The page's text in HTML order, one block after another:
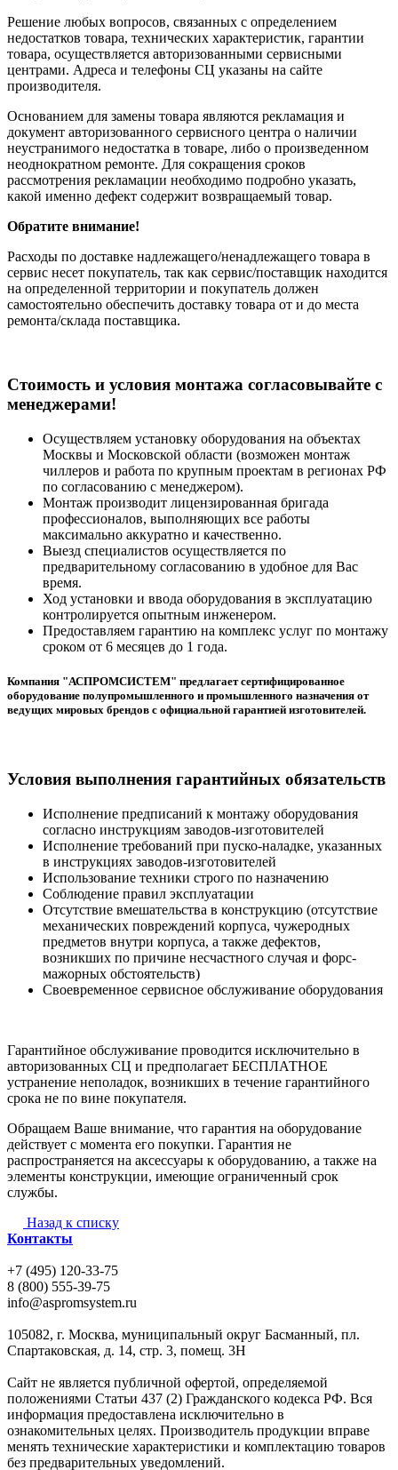
Решение любых вопросов, связанных с определением
недостатков товара, технических характеристик, гарантии
товара, осуществляется авторизованными сервисными
центрами. Адреса и телефоны СЦ указаны на сайте
производителя.
Основанием для замены товара являются рекламация и
документ авторизованного сервисного центра о наличии
неустранимого недостатка в товаре, либо о произведенном
неоднократном ремонте. Для сокращения сроков
рассмотрения рекламации необходимо подробно указать,
какой именно дефект содержит возвращаемый товар.
Обратите внимание!
Расходы по доставке надлежащего/ненадлежащего товара в
сервис несет покупатель, так как сервис/поставщик находится
на определенной территории и покупатель должен
самостоятельно обеспечить доставку товара от и до места
ремонта/склада поставщика.
Cтоимость и условия монтажа согласовывайте с
менеджерами!
Осуществляем установку оборудования на объектах
Москвы и Московской области (возможен монтаж
чиллеров и работа по крупным проектам в регионах РФ
по согласованию с менеджером).
Монтаж производит лицензированная бригада
профессионалов, выполняющих все работы
максимально аккуратно и качественно.
Выезд специалистов осуществляется по
предварительному согласованию в удобное для Вас
время.
Ход установки и ввода оборудования в эксплуатацию
контролируется опытным инженером.
Предоставляем гарантию на комплекс услуг по монтажу
сроком от 6 месяцев до 1 года.
Компания "АСПРОМСИСТЕМ" предлагает сертифицированное
оборудование полупромышленного и промышленного назначения от
ведущих мировых брендов с официальной гарантией изготовителей.
Условия выполнения гарантийных обязательств
Исполнение предписаний к монтажу оборудования
согласно инструкциям заводов-изготовителей
Исполнение требований при пуско-наладке, указанных
в инструкциях заводов-изготовителей
Использование техники строго по назначению
Соблюдение правил эксплуатации
Отсутствие вмешательства в конструкцию (отсутствие
механических повреждений корпуса, чужеродных
предметов внутри корпуса, а также дефектов,
возникших по причине несчастного случая и форс-
мажорных обстоятельств)
Своевременное сервисное обслуживание оборудования
Гарантийное обслуживание проводится исключительно в
авторизованных СЦ и предполагает БЕСПЛАТНОЕ
устранение неполадок, возникших в течение гарантийного
срока не по вине покупателя.
Обращаем Ваше внимание, что гарантия на оборудование
действует с момента его покупки. Гарантия не
распространяется на аксессуары к оборудованию, а также на
элементы конструкции, имеющие ограниченный срок
службы.
Назад к списку
Контакты
+7 (495) 120-33-75
8 (800) 555-39-75
info@aspromsystem.ru
105082, г. Москва, муниципальный округ Басманный, пл.
Спартаковская, д. 14, стр. 3, помещ. 3Н
Сайт не является публичной офертой, определяемой
положениями Статьи 437 (2) Гражданского кодекса РФ. Вся
информация предоставлена исключительно в
ознакомительных целях. Производитель продукции вправе
менять технические характеристики и комплектацию товаров
без предварительных уведомлений.